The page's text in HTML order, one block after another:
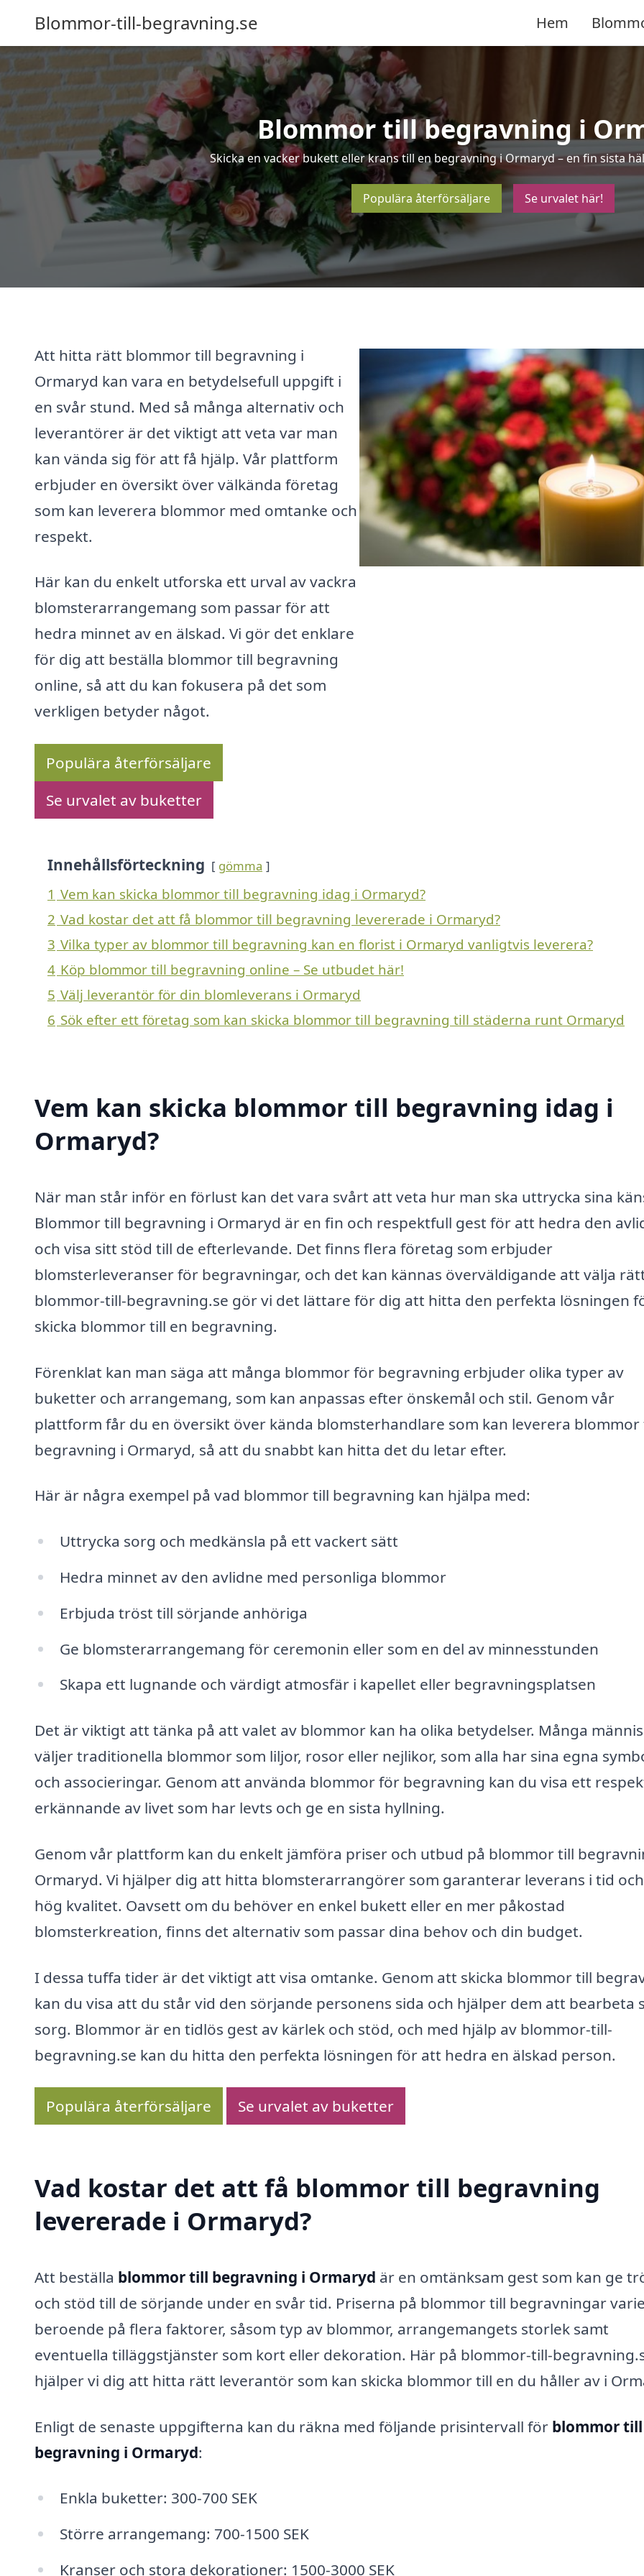
Blommor-till-begravning.se Hem
Blommor till begravning i
Skicka en vacker bukett eller krans till en begravning i Ormaryd – en fin sista
Populära återförsäljare Se urvalet här!
Att hitta rätt blommor till begravning i
Ormaryd kan vara en betydelsefull uppgift i
en svår stund. Med så många alternativ och
leverantörer är det viktigt att veta var man
kan vända sig för att få hjälp. Vår plattform
erbjuder en översikt över välkända företag
som kan leverera blommor med omtanke och
respekt.
Här kan du enkelt utforska ett urval av vackra
blomsterarrangemang som passar för att
hedra minnet av en älskad. Vi gör det enklare
för dig att beställa blommor till begravning
online, så att du kan fokusera på det som
verkligen betyder något.
Populära återförsäljare
Se urvalet av buketter
Innehållsförteckning gömma
1 Vem kan skicka blommor till begravning idag i Ormaryd?
2 Vad kostar det att få blommor till begravning levererade i Ormaryd?
3 Vilka typer av blommor till begravning kan en florist i Ormaryd vanligtvis leverera?
4 Köp blommor till begravning online – Se utbudet här!
5 Välj leverantör för din blomleverans i Ormaryd
6 Sök efter ett företag som kan skicka blommor till begravning till städerna runt Ormaryd
Vem kan skicka blommor till begravning idag i
Ormaryd?
När man står inför en förlust kan det vara svårt att veta hur man ska uttrycka sina
Blommor till begravning i Ormaryd är en fin och respektfull gest för att hedra den
och visa sitt stöd till de efterlevande. Det finns flera företag som erbjuder
blomsterleveranser för begravningar, och det kan kännas överväldigande att välja
blommor-till-begravning.se gör vi det lättare för dig att hitta den perfekta lösningen
skicka blommor till en begravning.
Förenklat kan man säga att många blommor för begravning erbjuder olika typer av
buketter och arrangemang, som kan anpassas efter önskemål och stil. Genom vår
plattform får du en översikt över kända blomsterhandlare som kan leverera blommor
begravning i Ormaryd, så att du snabbt kan hitta det du letar efter.
Här är några exempel på vad blommor till begravning kan hjälpa med:
Uttrycka sorg och medkänsla på ett vackert sätt
Hedra minnet av den avlidne med personliga blommor
Erbjuda tröst till sörjande anhöriga
Ge blomsterarrangemang för ceremonin eller som en del av minnesstunden
Skapa ett lugnande och värdigt atmosfär i kapellet eller begravningsplatsen
Det är viktigt att tänka på att valet av blommor kan ha olika betydelser. Många
väljer traditionella blommor som liljor, rosor eller nejlikor, som alla har sina egna
och associeringar. Genom att använda blommor för begravning kan du visa ett
erkännande av livet som har levts och ge en sista hyllning.
Genom vår plattform kan du enkelt jämföra priser och utbud på blommor till
Ormaryd. Vi hjälper dig att hitta blomsterarrangörer som garanterar leverans i tid
hög kvalitet. Oavsett om du behöver en enkel bukett eller en mer påkostad
blomsterkreation, finns det alternativ som passar dina behov och din budget.
I dessa tuffa tider är det viktigt att visa omtanke. Genom att skicka blommor till
kan du visa att du står vid den sörjande personens sida och hjälper dem att bearbeta
sorg. Blommor är en tidlös gest av kärlek och stöd, och med hjälp av blommor-till-
begravning.se kan du hitta den perfekta lösningen för att hedra en älskad person.
Populära återförsäljare Se urvalet av buketter
Vad kostar det att få blommor till begravning
levererade i Ormaryd?
Att beställa blommor till begravning i Ormaryd är en omtänksam gest som kan ge
och stöd till de sörjande under en svår tid. Priserna på blommor till begravningar
beroende på flera faktorer, såsom typ av blommor, arrangemangets storlek samt
eventuella tilläggstjänster som kort eller dekoration. Här på blommor-till-
hjälper vi dig att hitta rätt leverantör som kan skicka blommor till en du håller av i
Enligt de senaste uppgifterna kan du räkna med följande prisintervall för blommor till
begravning i Ormaryd:
Enkla buketter: 300-700 SEK
Större arrangemang: 700-1500 SEK
Kranser och stora dekorationer: 1500-3000 SEK